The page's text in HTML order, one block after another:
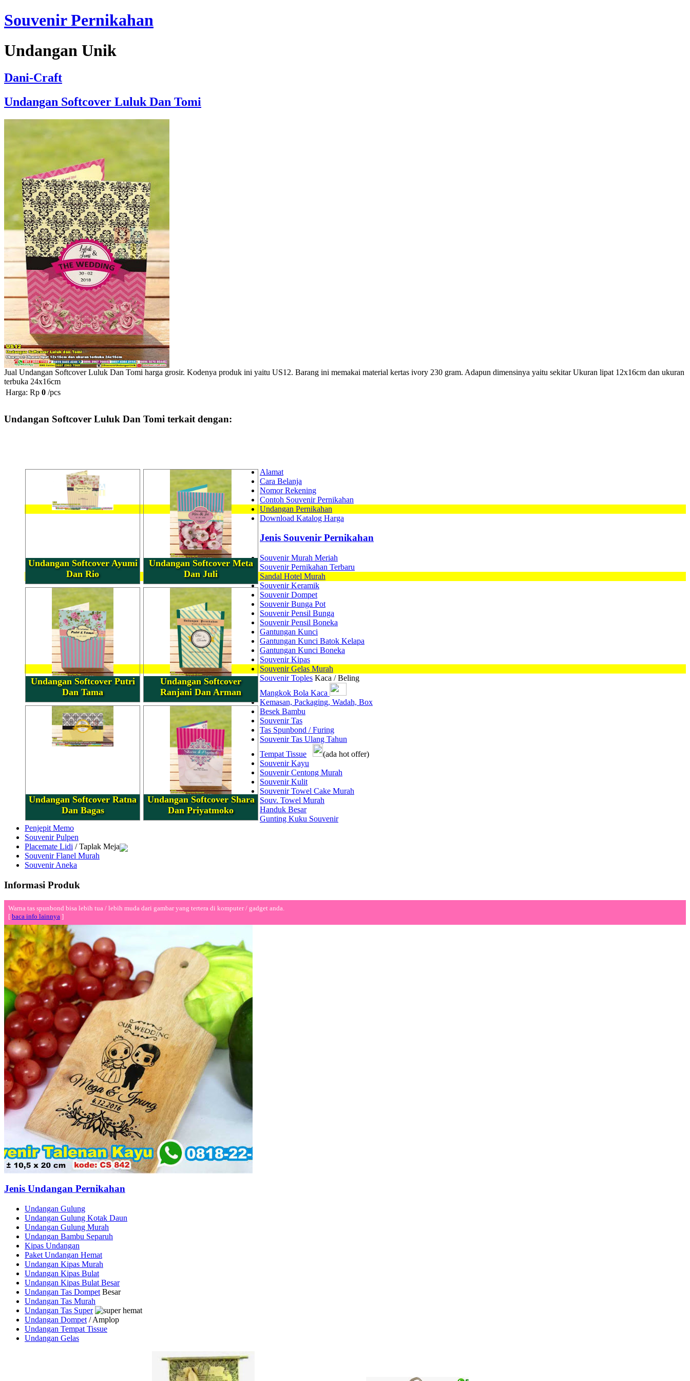
Souvenir Pernikahan
Undangan Unik
Dani-Craft
Undangan Softcover Luluk Dan Tomi
Jual Undangan Softcover Luluk Dan Tomi harga grosir. Kodenya produk ini yaitu US12. Barang ini memakai material kertas ivory 230 gram. Adapun dimensinya yaitu sekitar Ukuran lipat 12x16cm dan ukuran
terbuka 24x16cm
Harga: Rp 0 /pcs
Undangan Softcover Luluk Dan Tomi terkait dengan:
Undangan Softcover Ayumi
Dan Rio
Undangan Softcover Meta
Dan Juli
Undangan Softcover Putri
Dan Tama
Undangan Softcover
Ranjani Dan Arman
Undangan Softcover Ratna
Dan Bagas
Undangan Softcover Shara
Dan Priyatmoko
Alamat
Cara Belanja
Nomor Rekening
Contoh Souvenir Pernikahan
Undangan Pernikahan
Download Katalog Harga
Jenis Souvenir Pernikahan
Souvenir Murah Meriah
Souvenir Pernikahan Terbaru
Sandal Hotel Murah
Souvenir Keramik
Souvenir Dompet
Souvenir Bunga Pot
Souvenir Pensil Bunga
Souvenir Pensil Boneka
Gantungan Kunci
Gantungan Kunci Batok Kelapa
Gantungan Kunci Boneka
Souvenir Kipas
Souvenir Gelas Murah
Souvenir Toples Kaca / Beling
Mangkok Bola Kaca
Kemasan, Packaging, Wadah, Box
Besek Bambu
Souvenir Tas
Tas Spunbond / Furing
Souvenir Tas Ulang Tahun
Tempat Tissue
(ada hot offer)
Souvenir Kayu
Souvenir Centong Murah
Souvenir Kulit
Souvenir Towel Cake Murah
Souv. Towel Murah
Handuk Besar
Gunting Kuku Souvenir
Penjepit Memo
Souvenir Pulpen
Placemate Lidi / Taplak Meja
Souvenir Flanel Murah
Souvenir Aneka
Informasi Produk
Warna tas spunbond bisa lebih tua / lebih muda dari gambar yang tertera di komputer / gadget anda.
[ baca info lainnya ]
Jenis Undangan Pernikahan
Undangan Gulung
Undangan Gulung Kotak Daun
Undangan Gulung Murah
Undangan Bambu Separuh
Kipas Undangan
Paket Undangan Hemat
Undangan Kipas Murah
Undangan Kipas Bulat
Undangan Kipas Bulat Besar
Undangan Tas Dompet Besar
Undangan Tas Murah
Undangan Tas Super
Undangan Dompet / Amplop
Undangan Tempat Tissue
Undangan Gelas